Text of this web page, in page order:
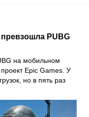
PUBG
на мобильном
Epic Games. У
но в пять раз